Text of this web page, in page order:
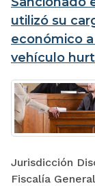
utilizó su
económico
vehículo
Jurisdicción
Fiscalía